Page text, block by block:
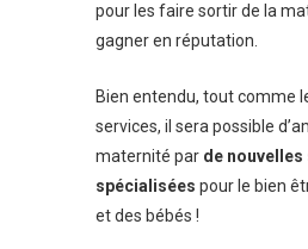
pour les faire sortir de la
gagner en réputation.
Bien entendu, tout comme
services, il sera possible
maternité par de nouvelles
spécialisées pour le bien
et des bébés !